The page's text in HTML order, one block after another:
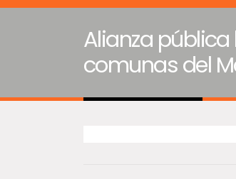
Alianza
comunas del